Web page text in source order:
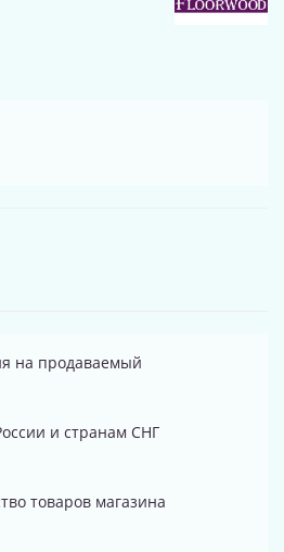
на продаваемый
и странам СНГ
товаров магазина